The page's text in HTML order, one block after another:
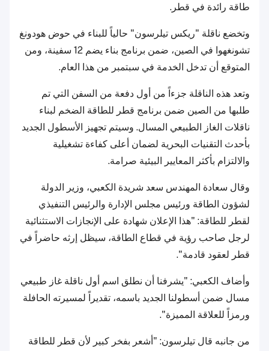
طاقة رائدة في قطر.
وتخضع ناقلة "ريكس تيلرسون" حالياً للبناء في حوض هودونغ
تشونغهوا في الصين، ضمن برنامج بناء يضم 12 سفينة، ومن
المتوقع أن تدخل الخدمة في سبتمبر من هذا العام.
وتعد هذه الناقلة جزءاً من أول دفعة من السفن التي تم
طلبها من الصين ضمن برنامج قطر للطاقة الضخم لبناء
ناقلات الغاز الطبيعي المسال. وسيتم تجهيز الأسطول الجديد
بأحدث التقنيات البحرية لضمان أعلى كفاءة تشغيلية
والالتزام بأكثر المعايير البيئية صرامة.
وقال سعادة المهندس سعد شريدة الكعبي، وزير الدولة
لشؤون الطاقة ورئيس مجلس الإدارة والرئيس التنفيذي
لقطر للطاقة: "هذا الإعلان شهادة على الإنجازات الاستثنائية
لرجل صاحب رؤية في قطاع الطاقة، سيظل إرثه حاضراً في
قطر لعقود قادمة".
وأضاف الكعبي: "يشرفنا أن نطلق اسم أول ناقلة غاز طبيعي
مسال ضمن أسطولنا الجديد باسمه، تقديراً لمسيرته الحافلة
ورمزاً للعلاقة المميزة".
من جانبه قال تيلرسون: "أشعر بفخر كبير لأن قطر للطاقة